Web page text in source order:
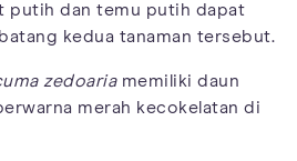
putih dan temu putih dapat
kedua tanaman tersebut.
zedoariamemiliki daun
merah kecokelatan di